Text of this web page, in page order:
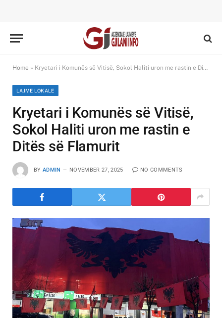
Home » Kryetari i Komunës së Vitisë, Sokol Haliti uron me rastin e Ditës së Flamurit
LAJME LOKALE
Kryetari i Komunës së Vitisë,
Sokol Haliti uron me rastin e
Ditës së Flamurit
BY ADMIN NOVEMBER 27, 2025 NO COMMENTS